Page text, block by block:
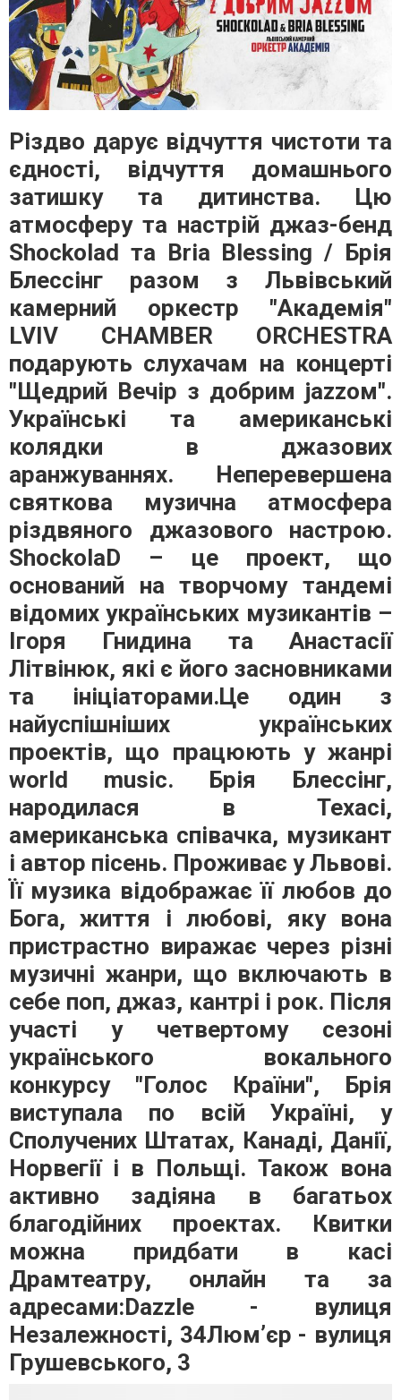
Різдво дарує відчуття чистоти та
єдності, відчуття домашнього
затишку та дитинства. Цю
атмосферу та настрій джаз-бенд
Shockolad та Bria Blessing / Брія
Блессінг разом з Львівський
камерний оркестр "Академія"
LVIV CHAMBER ORCHESTRA
подарують слухачам на концерті
"Щедрий Вечір з добрим jazzом".
Українські та американські
колядки в джазових
аранжуваннях. Неперевершена
святкова музична атмосфера
різдвяного джазового настрою.
ShockolaD – це проект, що
оснований на творчому тандемі
відомих українських музикантів –
Ігоря Гнидина та Анастасії
Літвінюк, які є його засновниками
та ініціаторами.Це один з
найуспішніших українських
проектів, що працюють у жанрі
world music. Брія Блессінг,
народилася в Техасі,
американська співачка, музикант
і автор пісень. Проживає у Львові.
Її музика відображає її любов до
Бога, життя і любові, яку вона
пристрастно виражає через різні
музичні жанри, що включають в
себе поп, джаз, кантрі і рок. Після
участі у четвертому сезоні
українського вокального
конкурсу "Голос Країни", Брія
виступала по всій Україні, у
Сполучених Штатах, Канаді, Данії,
Норвегії і в Польщі. Також вона
активно задіяна в багатьох
благодійних проектах. Квитки
можна придбати в касі
Драмтеатру, онлайн та за
адресами:Dazzle - вулиця
Незалежності, 34Люмʼєр - вулиця
Грушевського, 3